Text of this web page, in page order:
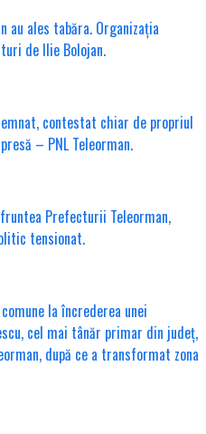
au ales tabăra. Organizația
de Ilie Bolojan.
contestat chiar de propriul
– PNL Teleorman.
Prefecturii Teleorman,
tensionat.
la încrederea unei
cel mai tânăr primar din județ,
după ce a transformat zona